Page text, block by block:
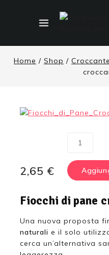
Home / Shop /
2,65 €
Fiocchi di pane
Una nuova proposta
naturali e il solo
cerca un’alternativa